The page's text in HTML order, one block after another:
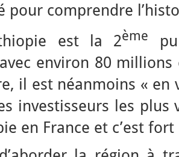
pour comprendre
est la 2ème
environ 80 millions
il est néanmoins « en
investisseurs les plus
en France et c’est